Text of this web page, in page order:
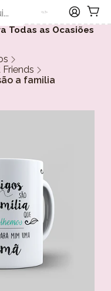
Todas as Ocasiões
a familia